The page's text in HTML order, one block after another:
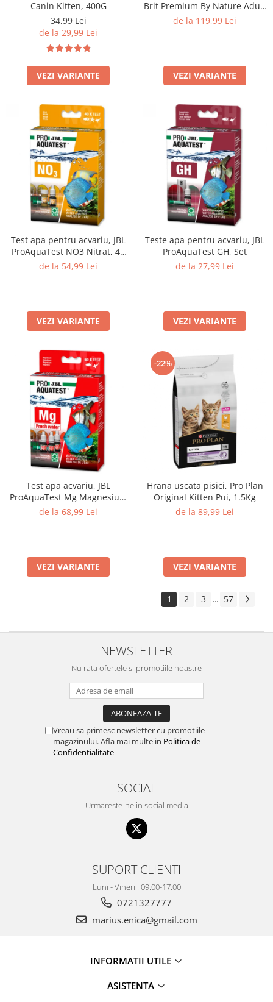
Canin Kitten, 400G
34,99 Lei
de la 29,99 Lei
VEZI VARIANTE
Brit Premium By Nature Adult
L, 15 Kg
de la 119,99 Lei
VEZI VARIANTE
Test apa pentru acvariu, JBL
ProAquaTest NO3 Nitrat, 40
Teste
de la 54,99 Lei
VEZI VARIANTE
Teste apa pentru acvariu, JBL
ProAquaTest GH, Set
de la 27,99 Lei
VEZI VARIANTE
Test apa acvariu, JBL
ProAquaTest Mg Magnesium
Fresh water, 66 Teste
de la 68,99 Lei
VEZI VARIANTE
-22%
Hrana uscata pisici, Pro Plan
Original Kitten Pui, 1.5Kg
de la 89,99 Lei
VEZI VARIANTE
1 2 3 ... 57
NEWSLETTER
Nu rata ofertele si promotiile noastre
Vreau sa primesc newsletter cu promotiile
magazinului. Afla mai multe in Politica de
Confidentialitate
SOCIAL
Urmareste-ne in social media
SUPORT CLIENTI
Luni - Vineri : 09.00-17.00
0721327777
marius.enica@gmail.com
INFORMATII UTILE
ASISTENTA